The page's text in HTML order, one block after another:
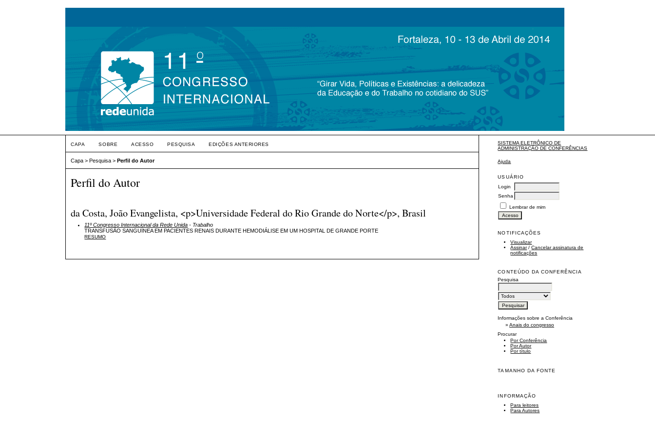
SISTEMA ELETRÔNICO DE
ADMINISTRAÇÃO DE CONFERÊNCIAS
Ajuda
USUÁRIO
Login
Senha
Lembrar de mim
NOTIFICAÇÕES
Visualizar
Assinar/Cancelar assinatura de
notificações
CONTEÚDO DA CONFERÊNCIA
Pesquisa
Informações sobre a Conferência
»Anais do congresso
Procurar
Por Conferência
Por Autor
Por título
TAMANHO DA FONTE
INFORMAÇÃO
Para leitores
Para Autores
CAPA SOBRE ACESSO PESQUISA EDIÇÕES ANTERIORES
Capa >Pesquisa >Perfil do Autor
Perfil do Autor
da Costa, João Evangelista, <p>Universidade Federal do Rio Grande do Norte</p>, Brasil
11º Congresso Internacional da Rede Unida - Trabalho
TRANSFUSÃO SANGUÍNEA EM PACIENTES RENAIS DURANTE HEMODIÁLISE EM UM HOSPITAL DE GRANDE PORTE
RESUMO